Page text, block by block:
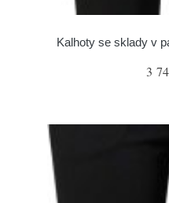
Kalhoty se sklady v
3